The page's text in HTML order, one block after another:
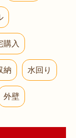
購入
納 水回り
外壁